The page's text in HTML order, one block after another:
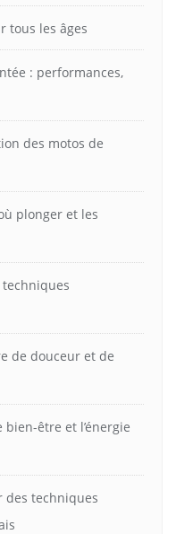
tous les âges
: performances,
des motos de
plonger et les
techniques
de douceur et de
être et l’énergie
des techniques